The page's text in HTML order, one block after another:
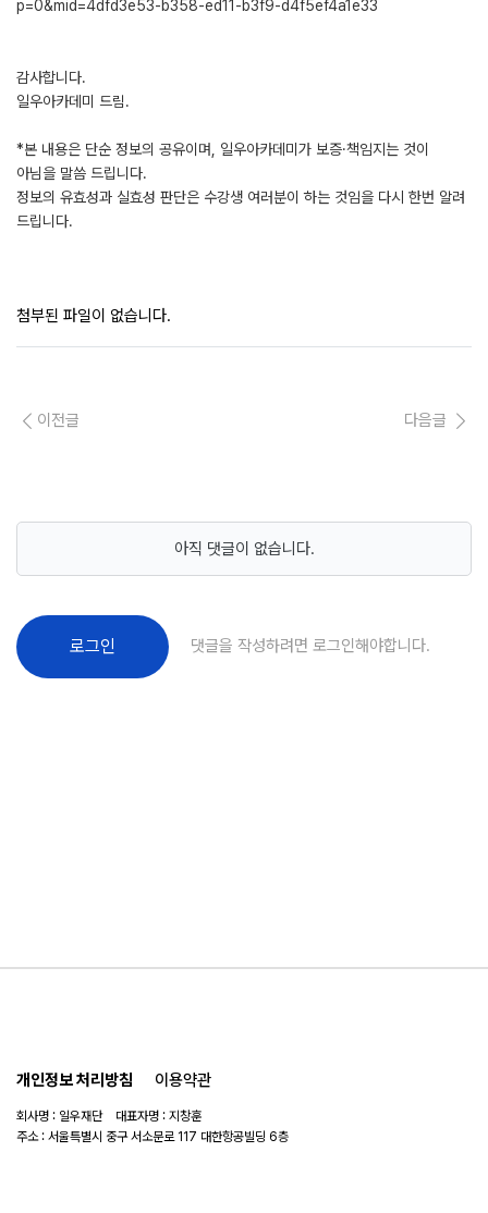
p=0&mid=4dfd3e53-b358-ed11-b3f9-d4f5ef4a1e33
감사합니다.
일우아카데미 드림.
*본 내용은 단순 정보의 공유이며, 일우아카데미가 보증·책임지는 것이
아님을 말씀 드립니다.
정보의 유효성과 실효성 판단은 수강생 여러분이 하는 것임을 다시 한번 알려
드립니다.
첨부된 파일이 없습니다.
이전글 다음글
아직 댓글이 없습니다.
로그인 댓글을 작성하려면 로그인해야합니다.
개인정보 처리방침 이용약관
회사명 : 일우재단 대표자명 : 지창훈
주소 : 서울특별시 중구 서소문로 117 대한항공빌딩 6층